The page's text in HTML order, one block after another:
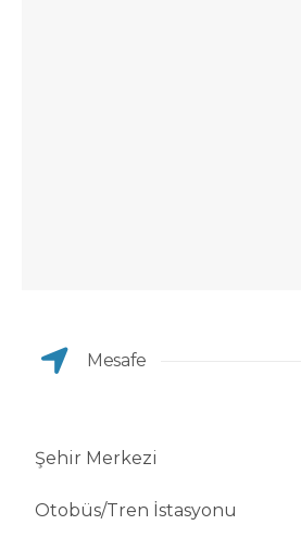
Mesafe
Şehir Merkezi
Otobüs/Tren İstasyonu